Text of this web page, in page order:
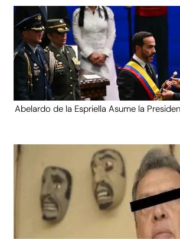
Abelardo de la Espriella Asume la